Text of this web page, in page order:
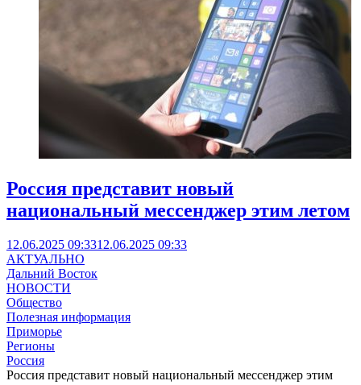
Россия представит новый
национальный мессенджер этим летом
12.06.2025 09:3312.06.2025 09:33
АКТУАЛЬНО
Дальний Восток
НОВОСТИ
Общество
Полезная информация
Приморье
Регионы
Россия
Россия представит новый национальный мессенджер этим